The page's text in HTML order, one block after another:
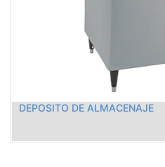
DEPOSITO DE ALMACENAJE